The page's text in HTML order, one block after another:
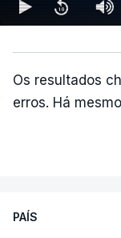
Os resultados
erros. Há
PAÍS